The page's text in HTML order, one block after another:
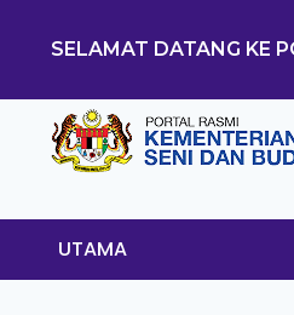
SELAMAT DATANG KE
UTAMA